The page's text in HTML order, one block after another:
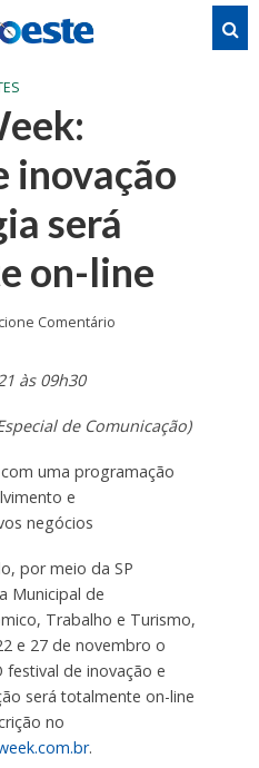
inovação
será
on-line
Comentário
às 09h30
de Comunicação)
uma programação
e
negócios
por meio da SP
Municipal de
Trabalho e Turismo,
e 27 de novembro o
festival de inovação e
será totalmente on-line
no
.